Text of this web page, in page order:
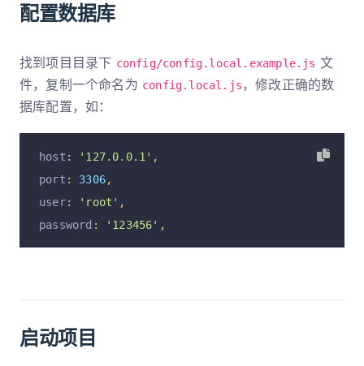
配置数据库
找到项目目录下 config/config.local.example.js 文
件，复制一个命名为 config.local.js ，修改正确的数
据库配置，如：
host : '127.0.0.1' ,
port : 3306,
user: 'root' ,
password : '123456' ,
启动项目